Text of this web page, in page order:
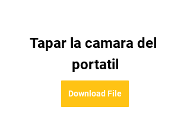
Tapar la camara del
portatil
Download File